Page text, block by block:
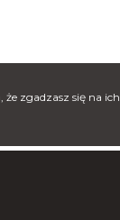
zgadzasz się na ich